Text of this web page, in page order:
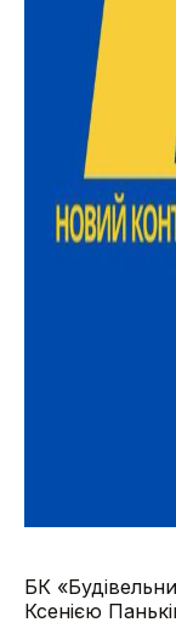
БК
Ксенією